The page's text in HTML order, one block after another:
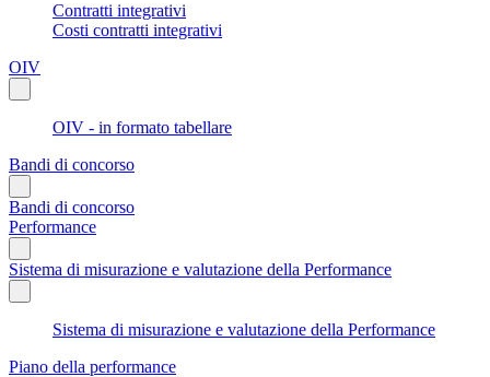
Contratti integrativi
Costi contratti integrativi
OIV
OIV - in formato tabellare
Bandi di concorso
Bandi di concorso
Performance
Sistema di misurazione e valutazione della Performance
Sistema di misurazione e valutazione della Performance
Piano della performance